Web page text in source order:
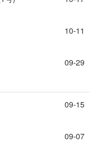
10-11
09-29
09-15
09-07